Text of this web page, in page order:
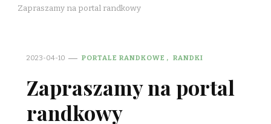
Zapraszamy na portal randkowy
2023-04-10 PORTALE RANDKOWE RANDKI
Zapraszamy na portal
randkowy